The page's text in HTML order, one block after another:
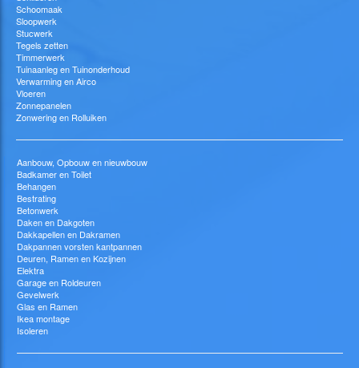
Schoomaak
Sloopwerk
Stucwerk
Tegels zetten
Timmerwerk
Tuinaanleg en Tuinonderhoud
Verwarming en Airco
Vloeren
Zonnepanelen
Zonwering en Rolluiken
Aanbouw, Opbouw en nieuwbouw
Badkamer en Toilet
Behangen
Bestrating
Betonwerk
Daken en Dakgoten
Dakkapellen en Dakramen
Dakpannen vorsten kantpannen
Deuren, Ramen en Kozijnen
Elektra
Garage en Roldeuren
Gevelwerk
Glas en Ramen
Ikea montage
Isoleren